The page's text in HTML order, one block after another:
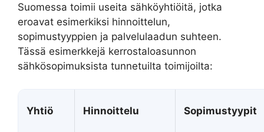
Suomessa toimii useita sähköyhtiöitä, jotka
eroavat esimerkiksi hinnoittelun,
sopimustyyppien ja palvelulaadun suhteen.
Tässä esimerkkejä kerrostaloasunnon
sähkösopimuksista tunnetuilta toimijoilta:
Yhtiö Hinnoittelu Sopimustyypit